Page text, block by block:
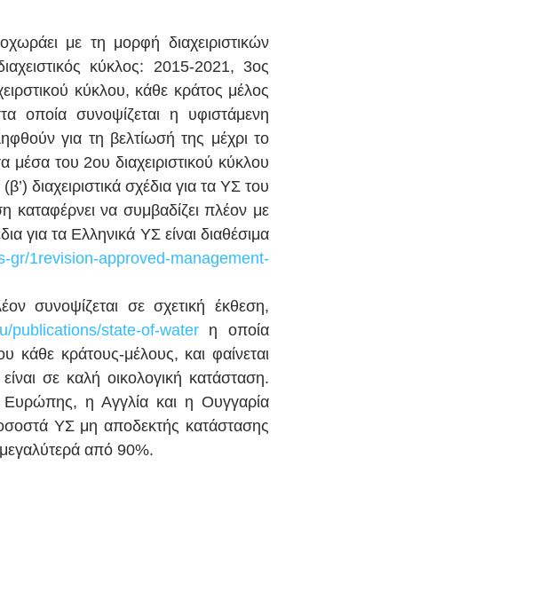
με τη μορφή διαχειριστικών
κύκλος: 2015-2021, 3ος
κύκλου, κάθε κράτος μέλος
οποία συνοψίζεται η υφιστάμενη
για τη βελτίωσή της μέχρι το
του 2ου διαχειριστικού κύκλου
διαχειριστικά σχέδια για τα ΥΣ του
να συμβαδίζει πλέον με
για τα Ελληνικά ΥΣ είναι διαθέσιμα
gr/1revision-approved-management-
συνοψίζεται σε σχετική έκθεση,
publications/state-of-water η οποία
κάθε κράτους-μέλους, και φαίνεται
σε καλή οικολογική κατάσταση.
Ευρώπης, η Αγγλία και η Ουγγαρία
ΥΣ μη αποδεκτής κατάστασης
μεγαλύτερά από 90%.